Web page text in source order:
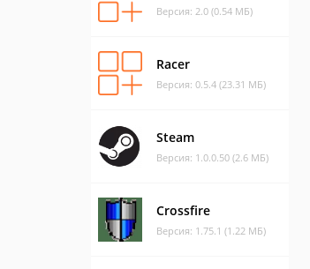
Версия: 2.0 (0.54 МБ)
Racer
Версия: 0.5.4 (23.31 МБ)
Steam
Версия: 1.0.0.50 (2.6 МБ)
Crossfire
Версия: 1.75.1 (1.22 МБ)